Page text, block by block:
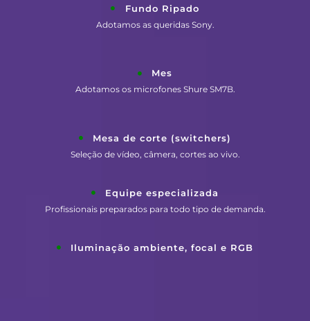
Fundo Ripado
Adotamos as queridas Sony.
Mes
Adotamos os microfones Shure SM7B.
Mesa de corte (switchers)
Seleção de vídeo, câmera, cortes ao vivo.
Equipe especializada
Profissionais preparados para todo tipo de demanda.
Iluminação ambiente, focal e RGB